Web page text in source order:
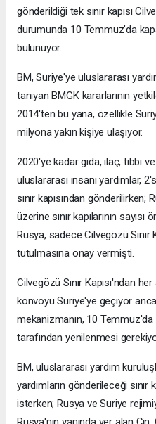
gönderildiği tek sınır kapısı
durumunda 10 Temmuz’da
bulunuyor.
BM, Suriye'ye uluslararası
tanıyan BMGK kararlarının
2014'ten bu yana, özellikle
milyona yakın kişiye ulaşıyor.
2020'ye kadar gıda, ilaç, tıbbi
uluslararası insani yardımlar,
sınır kapısından gönderilirken;
üzerine sınır kapılarının
Rusya, sadece Cilvegözü Sınır
tutulmasına onay vermişti.
Cilvegözü Sınır Kapısı'ndan
konvoyu Suriye'ye geçiyor
mekanizmanın, 10
tarafından yenilenmesi
BM, uluslararası yardım
yardımların gönderileceği sınır
isterken; Rusya ve Suriye